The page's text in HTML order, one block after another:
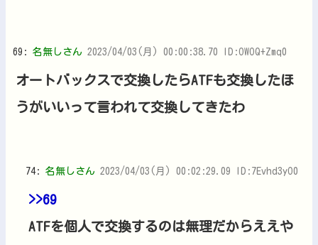
69: 名無しさん 2023/04/03(月) 00:00:38.70 ID:OWOQ+Zmq0
オートバックスで交換したらATFも交換したほ
うがいいって言われて交換してきたわ
74: 名無しさん 2023/04/03(月) 00:02:29.09 ID:7Evhd3yO0
>>69
ATFを個人で交換するのは無理だからええや